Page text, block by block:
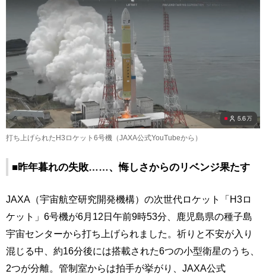
打ち上げられたH3ロケット6号機（JAXA公式YouTubeから）
■昨年暮れの失敗……、悔しさからのリベンジ果たす
JAXA（宇宙航空研究開発機構）の次世代ロケット「H3ロ
ケット」6号機が6月12日午前9時53分、鹿児島県の種子島
宇宙センターから打ち上げられました。祈りと不安が入り
混じる中、約16分後には搭載された6つの小型衛星のうち、
2つが分離。管制室からは拍手が挙がり、JAXA公式